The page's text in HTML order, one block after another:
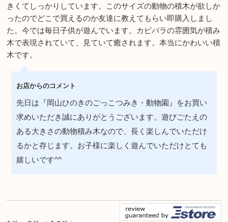
きくてしっかりしています。このサイズの動物の積木が欲しか
ったのでどこで買えるのか友達に教えてもらい即購入しまし
た。今では毎日子供が遊んでいます。カピバラの雰囲気が積み
木で表現されていて、見ていて癒されます。本当にかわいい積
木です。
お店からのコメント
先日は『岡山ひのきのごっこつみき・動物園』をお買い
求めいただき誠にありがとうございます。遊びごたえの
ある大きさの動物積み木なので、長く楽しんでいただけ
るかと存じます。お子様に楽しく遊んでいただけとても
嬉しいです^^